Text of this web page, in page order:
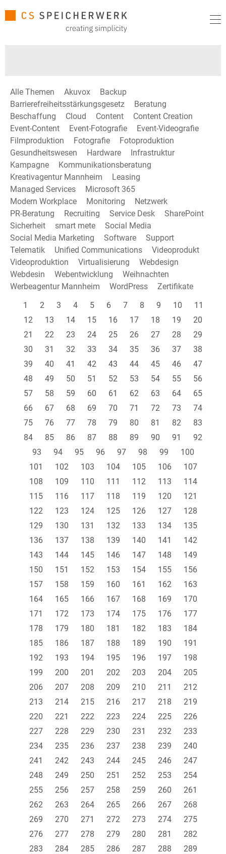
Alle Themen Akuvox
Backup
Barrierefreiheitsstärkungsgesetz
Beratung
Beschaffung
Cloud Content
Content Creation
Event-Content
Event-Fotografie
Event-Videografie
Filmproduktion
Fotografie
Fotoproduktion
Gesundheitswesen
Hardware
Infrastruktur
Kampagne
Kommunikationsberatung
Kreativagentur Mannheim
Leasing
Managed Services
Microsoft 365
Modern Workplace
Monitoring
Netzwerk
PR-Beratung
Recruiting Service Desk
SharePoint
Sicherheit
smart mete
Social Media
Social Media Marketing
Software
Support
Telematik
Unified Communications
Videoprodukt
Videoproduktion
Virtualisierung
Webdesign
Webdesin
Webentwicklung
Weihnachten
Werbeagentur Mannheim
WordPress
Zertifikate
1
2 3 4 5 6 7 8 9 10
11
12
13 14 15 16 17 18 19
20
21
22 23 24 25 26 27 28
29
30
31 32 33 34 35 36 37
38
39
40 41 42 43 44 45 46
47
48
49 50 51 52 53 54 55
56
57
58 59 60 61 62 63 64
65
66
67 68 69 70 71 72 73
74
75
76 77 78 79 80 81 82
83
84
85 86 87 88 89 90 91
92
93
94 95 96 97 98 99
100
101
102 103 104 105 106
107
108
109 110 111 112 113
114
115
116 117 118 119 120
121
122
123 124 125 126 127
128
129
130 131 132 133 134
135
136
137 138 139 140 141
142
143
144 145 146 147 148
149
150
151 152 153 154 155
156
157
158 159 160 161 162
163
164
165 166 167 168 169
170
171
172 173 174 175 176
177
178
179 180 181 182 183
184
185
186 187 188 189 190
191
192
193 194 195 196 197
198
199
200 201 202 203 204
205
206
207 208 209 210 211
212
213
214 215 216 217 218
219
220
221 222 223 224 225
226
227
228 229 230 231 232
233
234
235 236 237 238 239
240
241
242 243 244 245 246
247
248
249 250 251 252 253
254
255
256 257 258 259 260
261
262
263 264 265 266 267
268
269
270 271 272 273 274
275
276
277 278 279 280 281
282
283
284 285 286 287 288
289